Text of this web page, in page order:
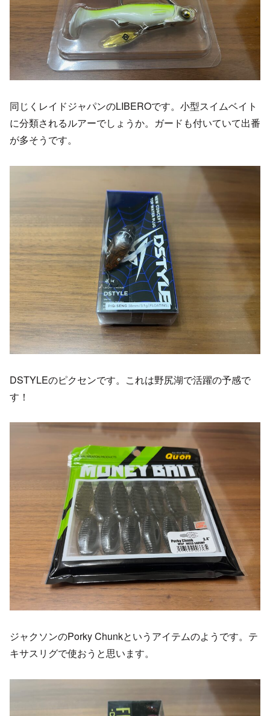
同じくレイドジャパンのLIBEROです。小型スイムベイト
に分類されるルアーでしょうか。ガードも付いていて出番
が多そうです。
DSTYLEのピクセンです。これは野尻湖で活躍の予感で
す！
ジャクソンのPorky Chunkというアイテムのようです。テ
キサスリグで使おうと思います。